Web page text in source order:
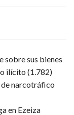
sobre sus bienes
ilícito (1.782)
narcotráfico
en Ezeiza